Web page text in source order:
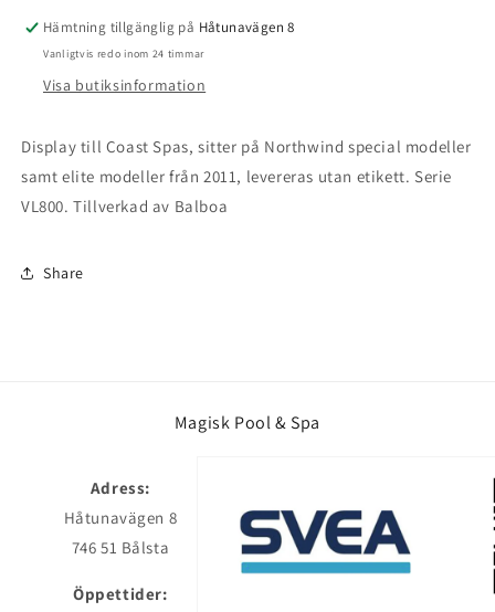
Hämtning tillgänglig på Håtunavägen 8
Vanligtvis redo inom 24 timmar
Visa butiksinformation
Display till Coast Spas, sitter på Northwind special modeller
samt elite modeller från 2011, levereras utan etikett. Serie
VL800. Tillverkad av Balboa
Share
Magisk Pool & Spa
Adress:
Håtunavägen 8
746 51 Bålsta
Öppettider: